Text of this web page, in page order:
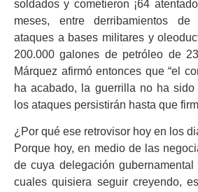
soldados y cometieron ¡64
meses, entre derribamientos
ataques a bases militares y
200.000 galones de petróleo de
Márquez afirmó entonces que “el
ha acabado, la guerrilla no ha
los ataques persistirán hasta que
¿Por qué ese retrovisor hoy en los
Porque hoy, en medio de las
de cuya delegación
cuales quisiera seguir creyendo,